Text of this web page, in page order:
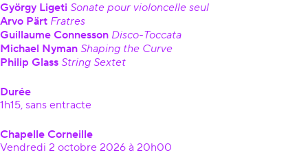
György Ligeti Sonate pour violoncelle seul
Arvo Pärt Fratres
Guillaume Connesson Disco-Toccata
Michael Nyman Shaping the Curve
Philip Glass String Sextet
Durée
1h15, sans entracte
Chapelle Corneille
Vendredi 2 octobre 2026 à 20h00